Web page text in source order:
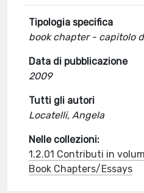
Tipologia specifica
book chapter - capitolo
Data di pubblicazione
2009
Tutti gli autori
Locatelli, Angela
Nelle collezioni:
1.2.01 Contributi in
Book Chapters/Essays